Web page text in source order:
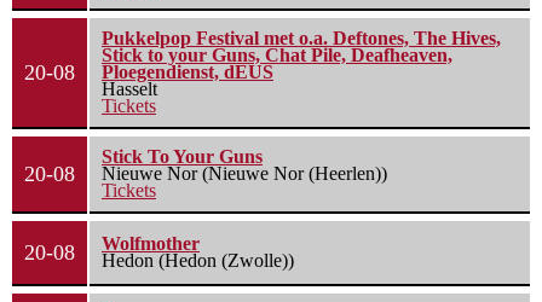
20-08
Pukkelpop Festival met o.a. Deftones, The Hives,
Stick to your Guns, Chat Pile, Deafheaven,
Ploegendienst, dEUS
Hasselt
Tickets
20-08
Stick To Your Guns
Nieuwe Nor (Nieuwe Nor (Heerlen))
Tickets
20-08
Wolfmother
Hedon (Hedon (Zwolle))